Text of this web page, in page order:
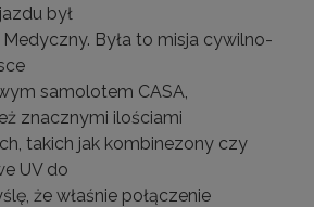
był
Była to misja cywilno-
samolotem CASA,
znacznymi ilościami
takich jak kombinezony czy
UV do
że właśnie połączenie